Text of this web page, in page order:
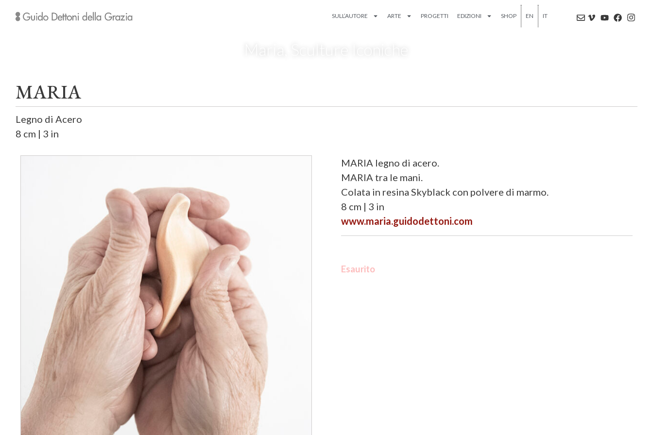
SULL’AUTORE ARTE PROGETTI EDIZIONI SHOP EN IT
MARIA
Legno di Acero
8 cm | 3 in
MARIA legno di acero.
MARIA tra le mani.
Colata in resina Skyblack con polvere di marmo.
8 cm | 3 in
www.maria.guidodettoni.com
Esaurito